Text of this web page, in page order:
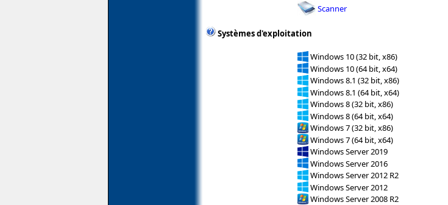
Scanner
Systèmes d'exploitation
Windows 10 (32 bit, x86)
Windows 10 (64 bit, x64)
Windows 8.1 (32 bit, x86)
Windows 8.1 (64 bit, x64)
Windows 8 (32 bit, x86)
Windows 8 (64 bit, x64)
Windows 7 (32 bit, x86)
Windows 7 (64 bit, x64)
Windows Server 2019
Windows Server 2016
Windows Server 2012 R2
Windows Server 2012
Windows Server 2008 R2